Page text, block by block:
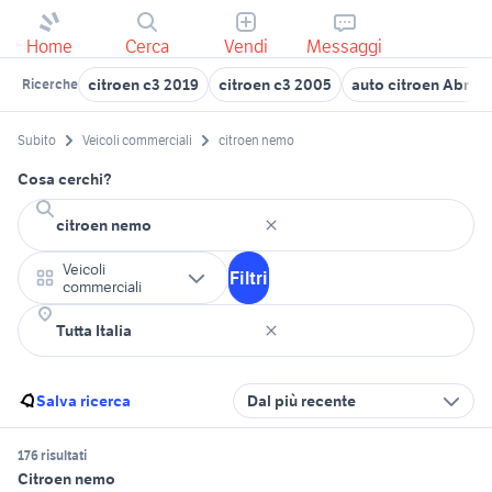
Home Cerca Vendi Messaggi
Ricerche citroen c3 2019 citroen c3 2005 auto citroen
Subito Veicoli commerciali citroen nemo
Cosa cerchi?
Veicoli
commerciali
Filtri
Salva ricerca Dal più recente
176 risultati
Citroen nemo